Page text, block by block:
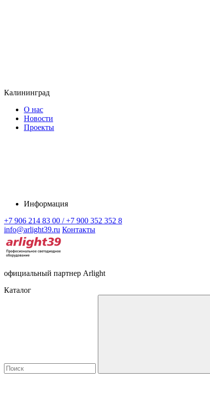
Калининград
О нас
Новости
Проекты
Информация
+7 906 214 83 00 / +7 900 352 352 8
info@arlight39.ru Контакты
официальный партнер Arlight
Каталог